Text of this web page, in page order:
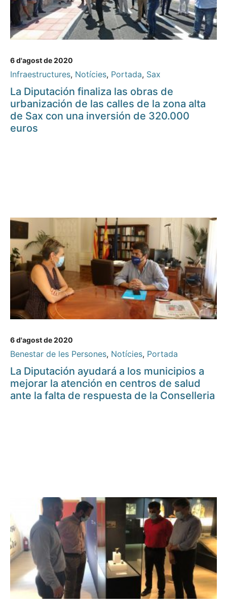
6 d'agost de 2020
Infraestructures, Notícies, Portada, Sax
La Diputación finaliza las obras de
urbanización de las calles de la zona alta
de Sax con una inversión de 320.000
euros
6 d'agost de 2020
Benestar de les Persones, Notícies, Portada
La Diputación ayudará a los municipios a
mejorar la atención en centros de salud
ante la falta de respuesta de la Conselleria